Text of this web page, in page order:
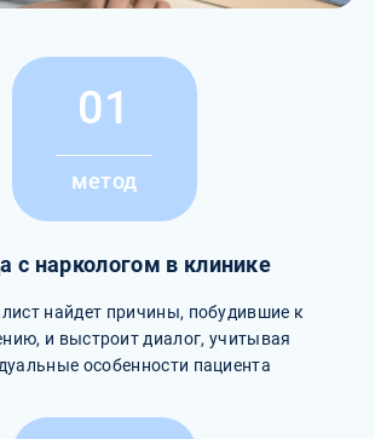
01
метод
с наркологом в клинике
найдет причины, побудившие к
и выстроит диалог, учитывая
особенности пациента